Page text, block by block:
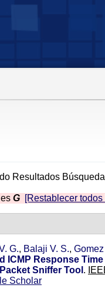
Resultados
es G [Restablecer todos
G., Balaji V. S., Gomez
ICMP Response
Sniffer Tool .
Scholar